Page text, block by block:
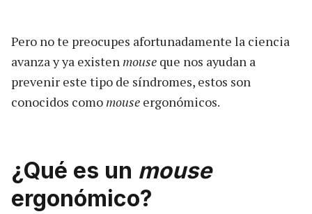
Pero no te preocupes afortunadamente la ciencia
avanza y ya existenmouse que nos ayudan a
prevenir este tipo de síndromes, estos son
conocidos comomouse ergonómicos.
¿Qué es un mouse
ergonómico?